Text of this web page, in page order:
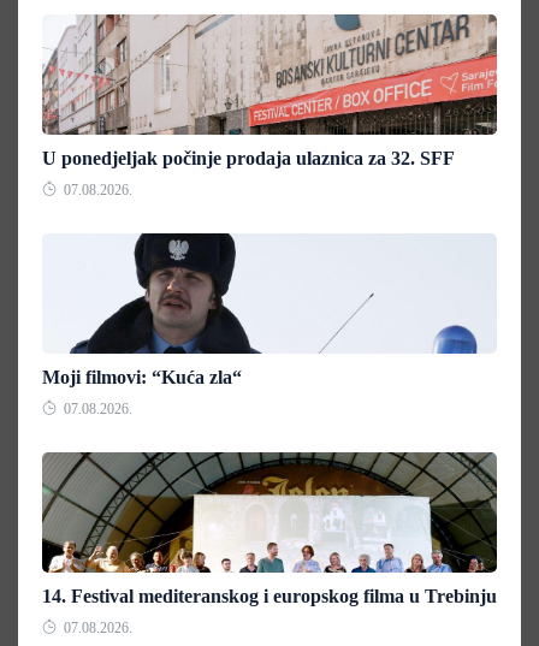
U ponedjeljak počinje prodaja ulaznica za 32. SFF
07.08.2026.
Moji filmovi: “Kuća zla“
07.08.2026.
14. Festival mediteranskog i europskog filma u Trebinju
07.08.2026.